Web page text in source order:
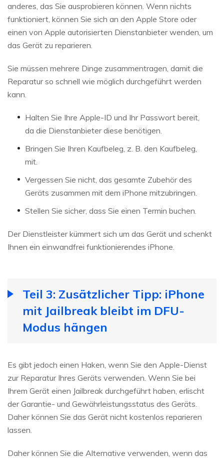
anderes, das Sie ausprobieren können. Wenn nichts
funktioniert, können Sie sich an den Apple Store oder
einen von Apple autorisierten Dienstanbieter wenden, um
das Gerät zu reparieren.
Sie müssen mehrere Dinge zusammentragen, damit die
Reparatur so schnell wie möglich durchgeführt werden
kann.
Halten Sie Ihre Apple-ID und Ihr Passwort bereit,
da die Dienstanbieter diese benötigen.
Bringen Sie Ihren Kaufbeleg, z. B. den Kaufbeleg,
mit.
Vergessen Sie nicht, das gesamte Zubehör des
Geräts zusammen mit dem iPhone mitzubringen.
Stellen Sie sicher, dass Sie einen Termin buchen.
Der Dienstleister kümmert sich um das Gerät und schenkt
Ihnen ein einwandfrei funktionierendes iPhone.
Teil 3: Zusätzlicher Tipp: iPhone
mit Jailbreak bleibt im DFU-
Modus hängen
Es gibt jedoch einen Haken, wenn Sie den Apple-Dienst
zur Reparatur Ihres Geräts verwenden. Wenn Sie bei
Ihrem Gerät einen Jailbreak durchgeführt haben, erlischt
der Garantie- und Gewährleistungsstatus des Geräts.
Daher können Sie das Gerät nicht kostenlos reparieren
lassen.
Daher können Sie die Alternative verwenden, wenn das